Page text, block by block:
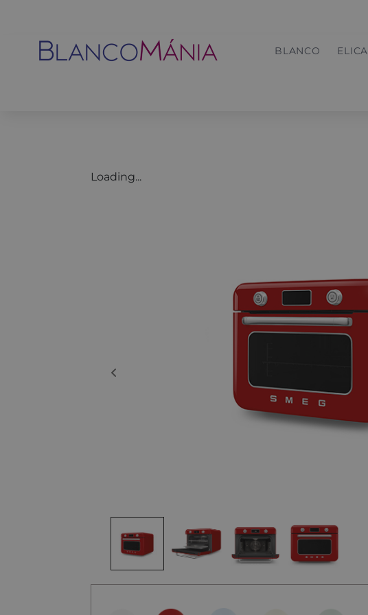
BLANCO ELICA
Loading...